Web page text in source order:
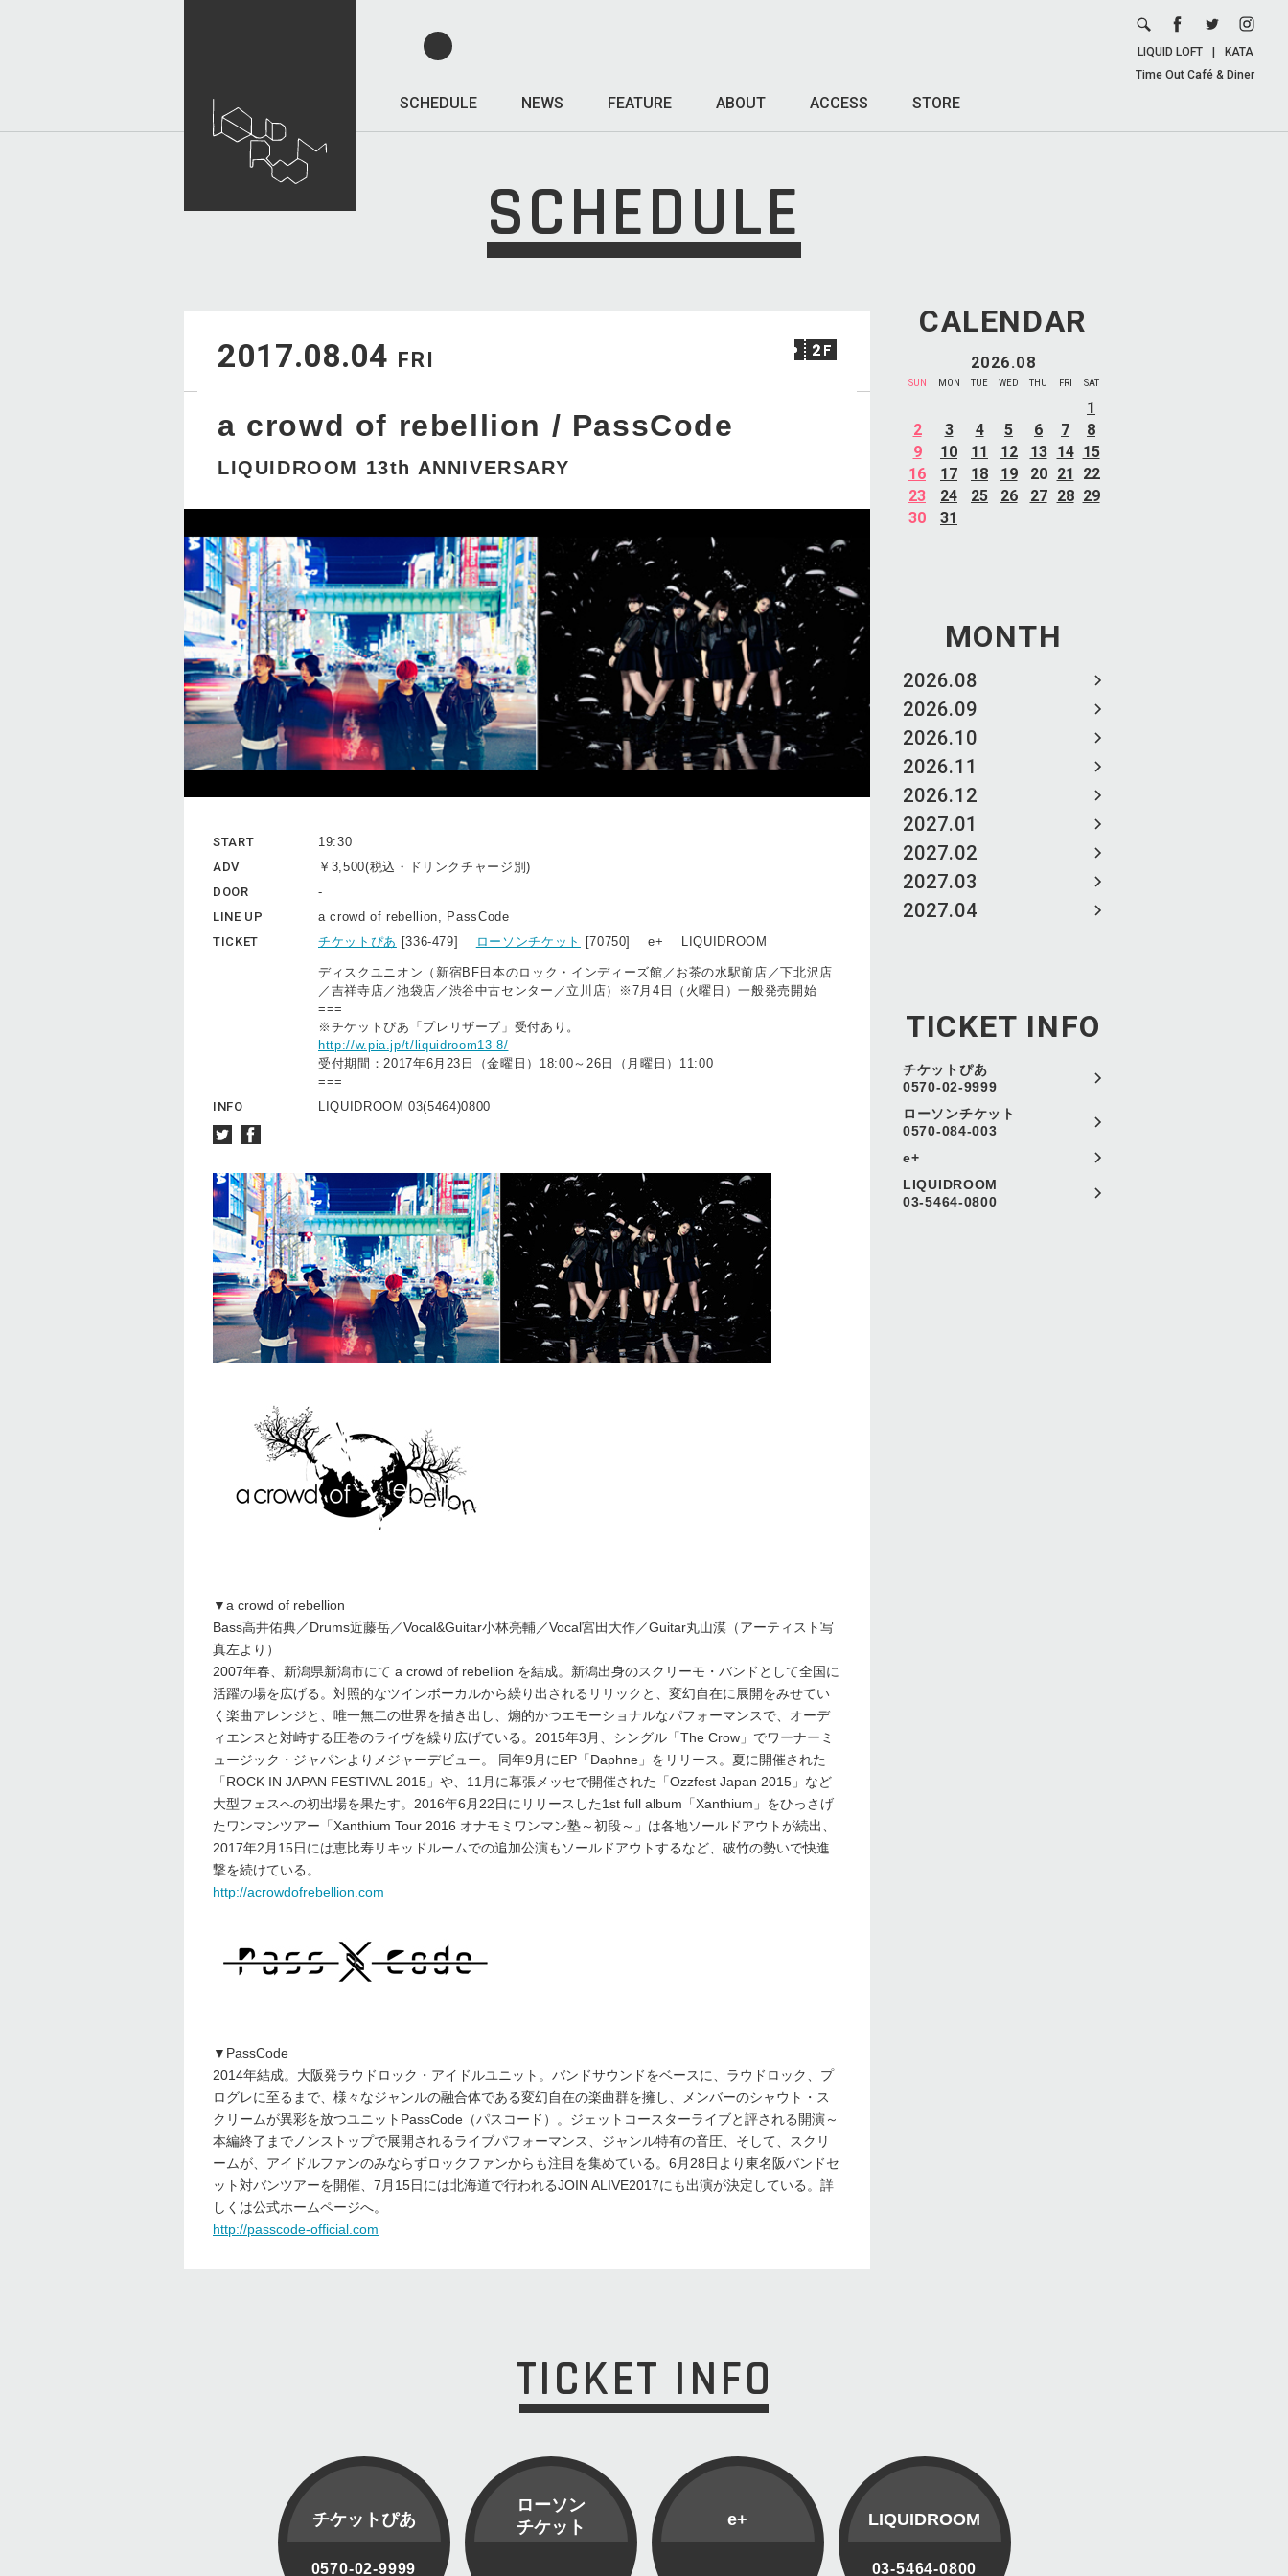
SCHEDULE NEWS FEATURE ABOUT ACCESS STORE
LIQUID LOFT
KATA
Time Out Café & Diner
SCHEDULE
CALENDAR
2026.08
SUN MON TUE WED THU FRI SAT
1
2
3 4 5 6 7
8
9
10 11 12 13 14 15
16
17 18 19 20 21
22
23
24 25 26 27 28 29
30
31
MONTH
2026.08
2026.09
2026.10
2026.11
2026.12
2027.01
2027.02
2027.03
2027.04
TICKET INFO
チケットぴあ
0570-02-9999
ローソンチケット
0570-084-003
e+
LIQUIDROOM
03-5464-0800
2017.08.04 FRI
a crowd of rebellion / PassCode
LIQUIDROOM 13th ANNIVERSARY
START
19:30
ADV
￥3,500(税込・ドリンクチャージ別)
DOOR
-
LINE UP
a crowd of rebellion, PassCode
TICKET
チケットぴあ [336-479] ローソンチケット [70750] e+ LIQUIDROOM
ディスクユニオン（新宿BF日本のロック・インディーズ館／お茶の水駅前店／下北沢店
／吉祥寺店／池袋店／渋谷中古センター／立川店）※7月4日（火曜日）一般発売開始
===
※チケットぴあ「プレリザーブ」受付あり。
http://w.pia.jp/t/liquidroom13-8/
受付期間：2017年6月23日（金曜日）18:00～26日（月曜日）11:00
===
INFO
LIQUIDROOM 03(5464)0800
▼a crowd of rebellion
Bass高井佑典／Drums近藤岳／Vocal&Guitar小林亮輔／Vocal宮田大作／Guitar丸山漠（アーティスト写
真左より）
2007年春、新潟県新潟市にて a crowd of rebellion を結成。新潟出身のスクリーモ・バンドとして全国に
活躍の場を広げる。対照的なツインボーカルから繰り出されるリリックと、変幻自在に展開をみせてい
く楽曲アレンジと、唯一無二の世界を描き出し、煽的かつエモーショナルなパフォーマンスで、オーデ
ィエンスと対峙する圧巻のライヴを繰り広げている。2015年3月、シングル「The Crow」でワーナーミ
ュージック・ジャパンよりメジャーデビュー。 同年9月にEP「Daphne」をリリース。夏に開催された
「ROCK IN JAPAN FESTIVAL 2015」や、11月に幕張メッセで開催された「Ozzfest Japan 2015」など
大型フェスへの初出場を果たす。2016年6月22日にリリースした1st full album「Xanthium」をひっさげ
たワンマンツアー「Xanthium Tour 2016 オナモミワンマン塾～初段～」は各地ソールドアウトが続出、
2017年2月15日には恵比寿リキッドルームでの追加公演もソールドアウトするなど、破竹の勢いで快進
撃を続けている。
http://acrowdofrebellion.com
▼PassCode
2014年結成。大阪発ラウドロック・アイドルユニット。バンドサウンドをベースに、ラウドロック、プ
ログレに至るまで、様々なジャンルの融合体である変幻自在の楽曲群を擁し、メンバーのシャウト・ス
クリームが異彩を放つユニットPassCode（パスコード）。ジェットコースターライブと評される開演～
本編終了までノンストップで展開されるライブパフォーマンス、ジャンル特有の音圧、そして、スクリ
ームが、アイドルファンのみならずロックファンからも注目を集めている。6月28日より東名阪バンドセ
ット対バンツアーを開催、7月15日には北海道で行われるJOIN ALIVE2017にも出演が決定している。詳
しくは公式ホームページへ。
http://passcode-official.com
TICKET INFO
チケットぴあ
0570-02-9999
ローソン
チケット
e+ LIQUIDROOM
03-5464-0800